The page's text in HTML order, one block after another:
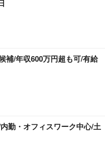
補/年収600万円超も可/有給
勤・オフィスワーク中心/土